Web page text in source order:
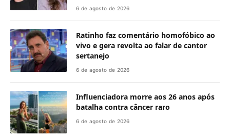
6 de agosto de 2026
Ratinho faz comentário homofóbico ao
vivo e gera revolta ao falar de cantor
sertanejo
6 de agosto de 2026
Influenciadora morre aos 26 anos após
batalha contra câncer raro
6 de agosto de 2026